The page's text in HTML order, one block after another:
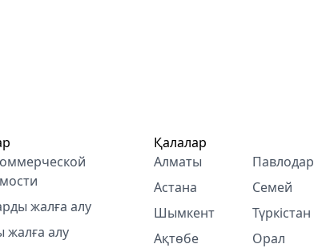
жалға алу
жалға алу
Қалалар
Алматы
Астана
Шымкент
Ақтөбе
Павлодар
Семей
Түркістан
Орал